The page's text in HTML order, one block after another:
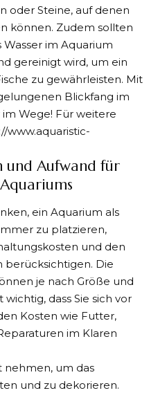
oder Steine, auf denen
können. Zudem sollten
Wasser im Aquarium
gereinigt wird, um ein
zu gewährleisten. Mit
Blickfang im
Wege! Für weitere
www.aquaristic-
und Aufwand für
ein Aquarium als
zu platzieren,
und den
berücksichtigen. Die
je nach Größe und
dass Sie sich vor
Kosten wie Futter,
im Klaren
nehmen, um das
und zu dekorieren.